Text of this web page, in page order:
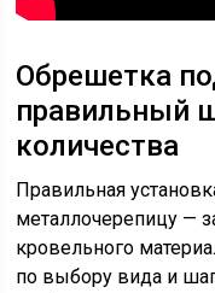
Обрешетка
правильный
количества
Правильная
металлочерепицу —
кровельного
по выбору вида и